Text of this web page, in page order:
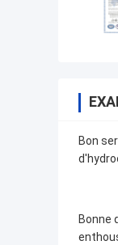
Bon
Bonne